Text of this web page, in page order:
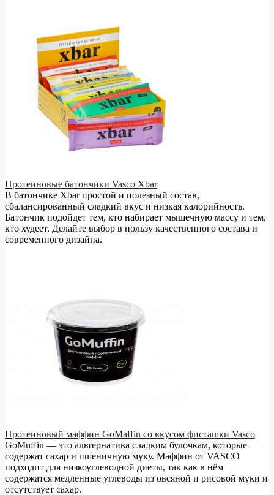
Протеиновые батончики Vasco Xbar
В батончике Xbar простой и полезный состав,
сбалансированный сладкий вкус и низкая калорийность.
Батончик подойдет тем, кто набирает мышечную массу и тем,
кто худеет. Делайте выбор в пользу качественного состава и
современного дизайна.
Протеиновый маффин GoMaffin со вкусом фисташки Vasco
GoMuffin — это альтернатива сладким булочкам, которые
содержат сахар и пшеничную муку. Маффин от VASCO
подходит для низкоуглеводной диеты, так как в нём
содержатся медленные углеводы из овсяной и рисовой муки и
отсутствует сахар.